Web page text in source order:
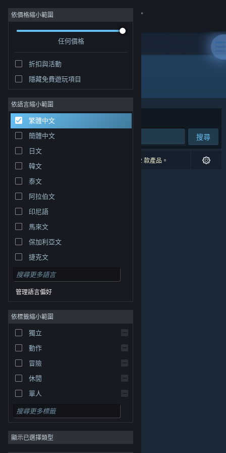
登入
社群
關於
客服
變更語言
取得 Steam 行動應用程式
檢視電腦版網頁
© Valve Corporation. 版權所有。所有商標皆為個別所有
權人在美國與其它國家（地區）之財產。隱私權政策|
法律聲明|輔助功能|Steam 訂戶協議|退款|
Cookie
依價格縮小範圍
任何價格
折扣與活動
隱藏免費遊玩項目
依語言縮小範圍
繁體中文
簡體中文
日文
韓文
泰文
阿拉伯文
印尼語
馬來文
保加利亞文
捷克文
丹麥文
德文
英文
西班牙文 - 西班牙
西班牙文 - 拉丁美洲
希臘文
管理語言偏好
依標籤縮小範圍
獨立
動作
冒險
休閒
單人
模擬
角色扮演
策略
顯示已選擇類型
開發人員: ashpdewan
排序依據 相關性
搜尋
0 項相符的搜尋結果。 已根據您的偏好設定排除 2 款產品。